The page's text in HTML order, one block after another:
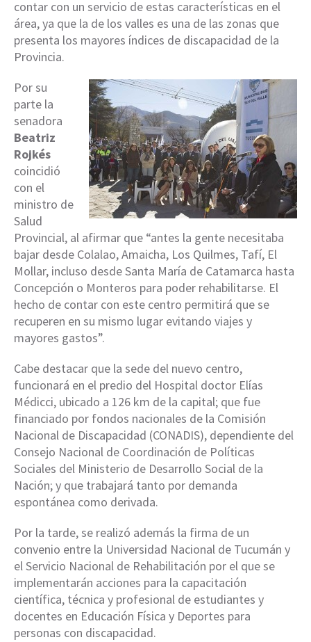
contar con un servicio de estas características en el
área, ya que la de los valles es una de las zonas que
presenta los mayores índices de discapacidad de la
Provincia.
Por su
parte la
senadora
Beatriz
Rojkés
coincidió
con el
ministro de
Salud
Provincial, al afirmar que “antes la gente necesitaba
bajar desde Colalao, Amaicha, Los Quilmes, Tafí, El
Mollar, incluso desde Santa María de Catamarca hasta
Concepción o Monteros para poder rehabilitarse. El
hecho de contar con este centro permitirá que se
recuperen en su mismo lugar evitando viajes y
mayores gastos”.
Cabe destacar que la sede del nuevo centro,
funcionará en el predio del Hospital doctor Elías
Médicci, ubicado a 126 km de la capital; que fue
financiado por fondos nacionales de la Comisión
Nacional de Discapacidad (CONADIS), dependiente del
Consejo Nacional de Coordinación de Políticas
Sociales del Ministerio de Desarrollo Social de la
Nación; y que trabajará tanto por demanda
espontánea como derivada.
Por la tarde, se realizó además la firma de un
convenio entre la Universidad Nacional de Tucumán y
el Servicio Nacional de Rehabilitación por el que se
implementarán acciones para la capacitación
científica, técnica y profesional de estudiantes y
docentes en Educación Física y Deportes para
personas con discapacidad.